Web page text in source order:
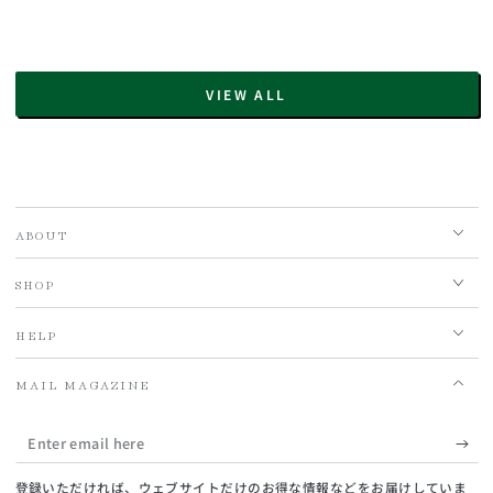
VIEW ALL
ABOUT
SHOP
HELP
MAIL MAGAZINE
Enter
email
登録いただければ、ウェブサイトだけのお得な情報などをお届けしていま